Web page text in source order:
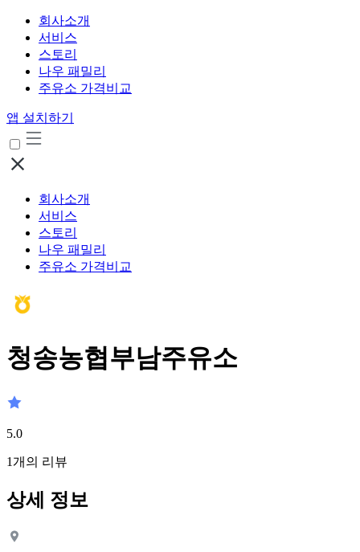
회사소개
서비스
스토리
나우 패밀리
주유소 가격비교
앱 설치하기
회사소개
서비스
스토리
나우 패밀리
주유소 가격비교
청송농협부남주유소
5.0
1개의 리뷰
상세 정보